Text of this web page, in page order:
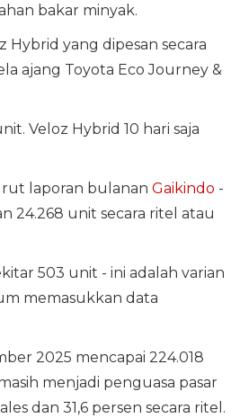
bakar minyak.
Hybrid yang dipesan secara
ajang Toyota Eco Journey &
Veloz Hybrid 10 hari saja
laporan bulanan Gaikindo -
24.268 unit secara ritel atau
503 unit - ini adalah varian
memasukkan data
2025 mencapai 224.018
menjadi penguasa pasar
dan 31,6 persen secara ritel.